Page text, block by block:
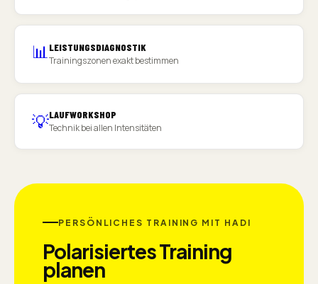
📊 LEISTUNGSDIAGNOSTIK
Trainingszonen exakt bestimmen
💡LAUFWORKSHOP
Technik bei allen Intensitäten
PERSÖNLICHES TRAINING MIT HADI
Polarisiertes Training
planen